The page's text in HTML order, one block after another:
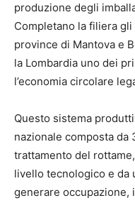
produzione degli
Completano la filiera
province di Mantova e
la Lombardia uno dei
l’economia circolare
Questo sistema
nazionale composta da
trattamento del
livello tecnologico e da
generare occupazione,